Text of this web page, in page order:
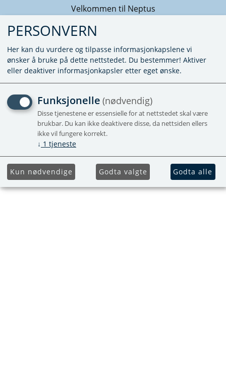
Velkommen til Neptus
MONTERINGSPLATE SETT
AVENTA
Passer alle Aventa modeller
PERSONVERN
Her kan du vurdere og tilpasse informasjonkapslene vi
ønsker å bruke på dette nettstedet. Du bestemmer! Aktiver
eller deaktiver informasjonkapsler etter eget ønske.
Funksjonelle (nødvendig)
Disse tjenestene er essensielle for at nettstedet skal være
brukbar. Du kan ikke deaktivere disse, da nettsiden ellers
ikke vil fungere korrekt.
↓ 1 tjeneste
Kun nødvendige Godta valgte Godta alle